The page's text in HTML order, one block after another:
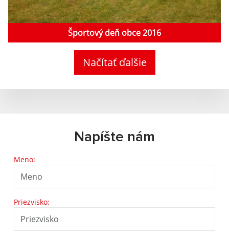
Športový deň obce 2016
Načítať ďalšie
Napíšte nám
Meno:
Priezvisko: